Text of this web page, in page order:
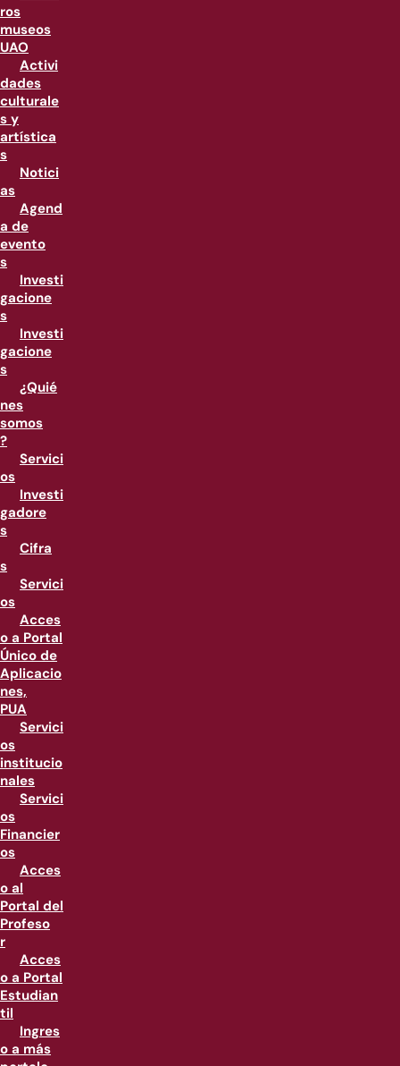
ros
museos
UAO
Activi
dades
culturale
s y
artística
s
Notici
as
Agend
a de
evento
s
Investi
gacione
s
Investi
gacione
s
¿Quié
nes
somos
?
Servici
os
Investi
gadore
s
Cifra
s
Servici
os
Acces
o a Portal
Único de
Aplicacio
nes,
PUA
Servici
os
institucio
nales
Servici
os
Financier
os
Acces
o al
Portal del
Profeso
r
Acces
o a Portal
Estudian
til
Ingres
o a más